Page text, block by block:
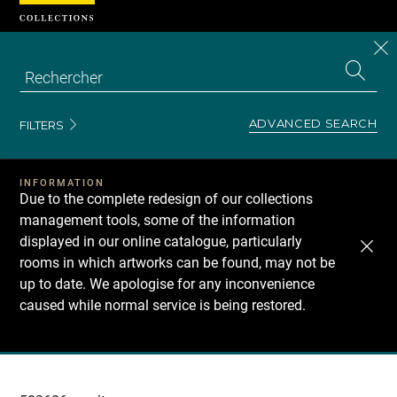
FILTERS ADVANCED SEARCH
INFORMATION
Due to the complete redesign of our collections
management tools, some of the information
displayed in our online catalogue, particularly
rooms in which artworks can be found, may not be
up to date. We apologise for any inconvenience
caused while normal service is being restored.
Recherche
Cookies management panel